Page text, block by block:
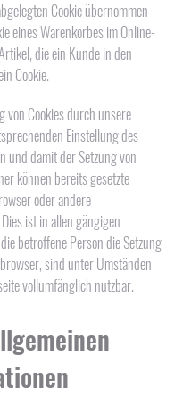
Cookie übernommen
eines Warenkorbes im Online-
die ein Kunde in den
Cookie.
von Cookies durch unsere
Einstellung des
damit der Setzung von
können bereits gesetzte
oder andere
ist in allen gängigen
betroffene Person die Setzung
sind unter Umständen
vollumfänglich nutzbar.